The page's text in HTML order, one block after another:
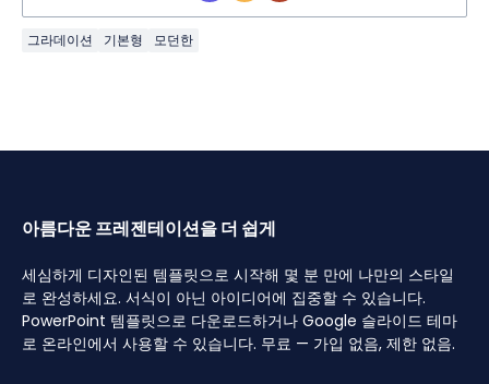
그라데이션 기본형 모던한
아름다운 프레젠테이션을 더 쉽게
세심하게 디자인된 템플릿으로 시작해 몇 분 만에 나만의 스타일
로 완성하세요. 서식이 아닌 아이디어에 집중할 수 있습니다.
PowerPoint 템플릿으로 다운로드하거나 Google 슬라이드 테마
로 온라인에서 사용할 수 있습니다. 무료 — 가입 없음, 제한 없음.